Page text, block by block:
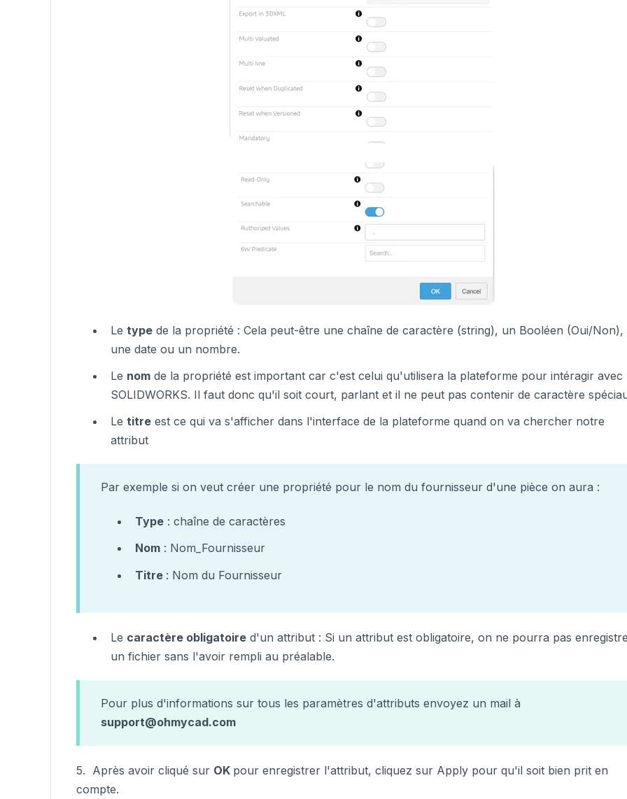
Le type de la propriété : Cela peut-être une chaîne de caractère (string), un Booléen (Oui/Non),
une date ou un nombre.
Le nom de la propriété est important car c'est celui qu'utilisera la plateforme pour intéragir avec
SOLIDWORKS. Il faut donc qu'il soit court, parlant et il ne peut pas contenir de caractère
Le titre est ce qui va s'afficher dans l'interface de la plateforme quand on va chercher notre
attribut
Par exemple si on veut créer une propriété pour le nom du fournisseur d'une pièce on aura :
Type : chaîne de caractères
Nom : Nom_Fournisseur
Titre : Nom du Fournisseur
Le caractère obligatoire d'un attribut : Si un attribut est obligatoire, on ne pourra pas
un fichier sans l'avoir rempli au préalable.
Pour plus d'informations sur tous les paramètres d'attributs envoyez un mail à
support@ohmycad.com
5. Après avoir cliqué sur OK pour enregistrer l'attribut, cliquez sur Apply pour qu'il soit bien prit en
compte.